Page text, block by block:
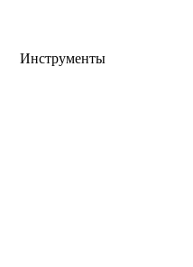
Инструменты